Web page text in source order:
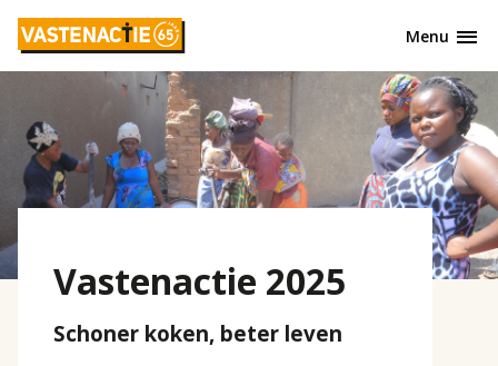
Overslaan
naar
inhoud
gaan
Menu
Vastenactie 2025
Schoner koken, beter leven